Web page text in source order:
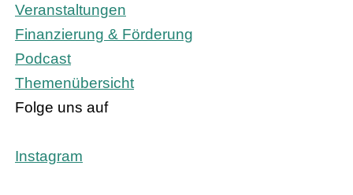
Veranstaltungen
Finanzierung & Förderung
Podcast
Themenübersicht
Folge uns auf
Instagram